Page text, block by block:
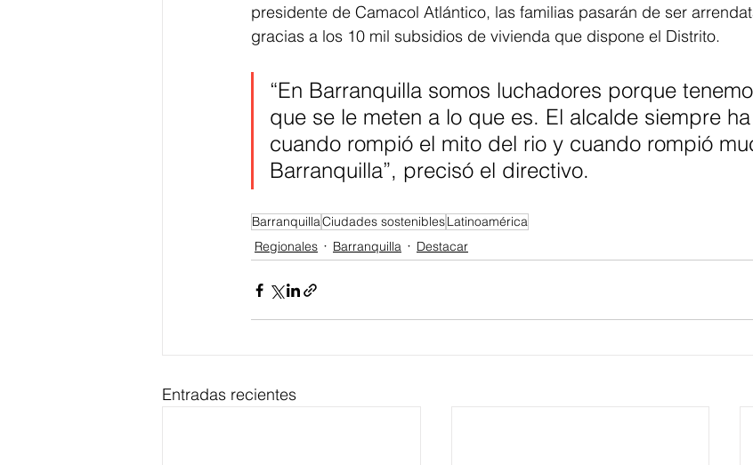
presidente de Camacol Atlántico, las familias pasarán de ser
gracias a los 10 mil subsidios de vivienda que dispone el Distrito.
“En Barranquilla somos luchadores porque
que se le meten a lo que es. El alcalde siempre
cuando rompió el mito del rio y cuando rompió
Barranquilla”, precisó el directivo.
BarranquillaCiudades sosteniblesLatinoamérica
Regionales
Barranquilla Destacar
Entradas recientes